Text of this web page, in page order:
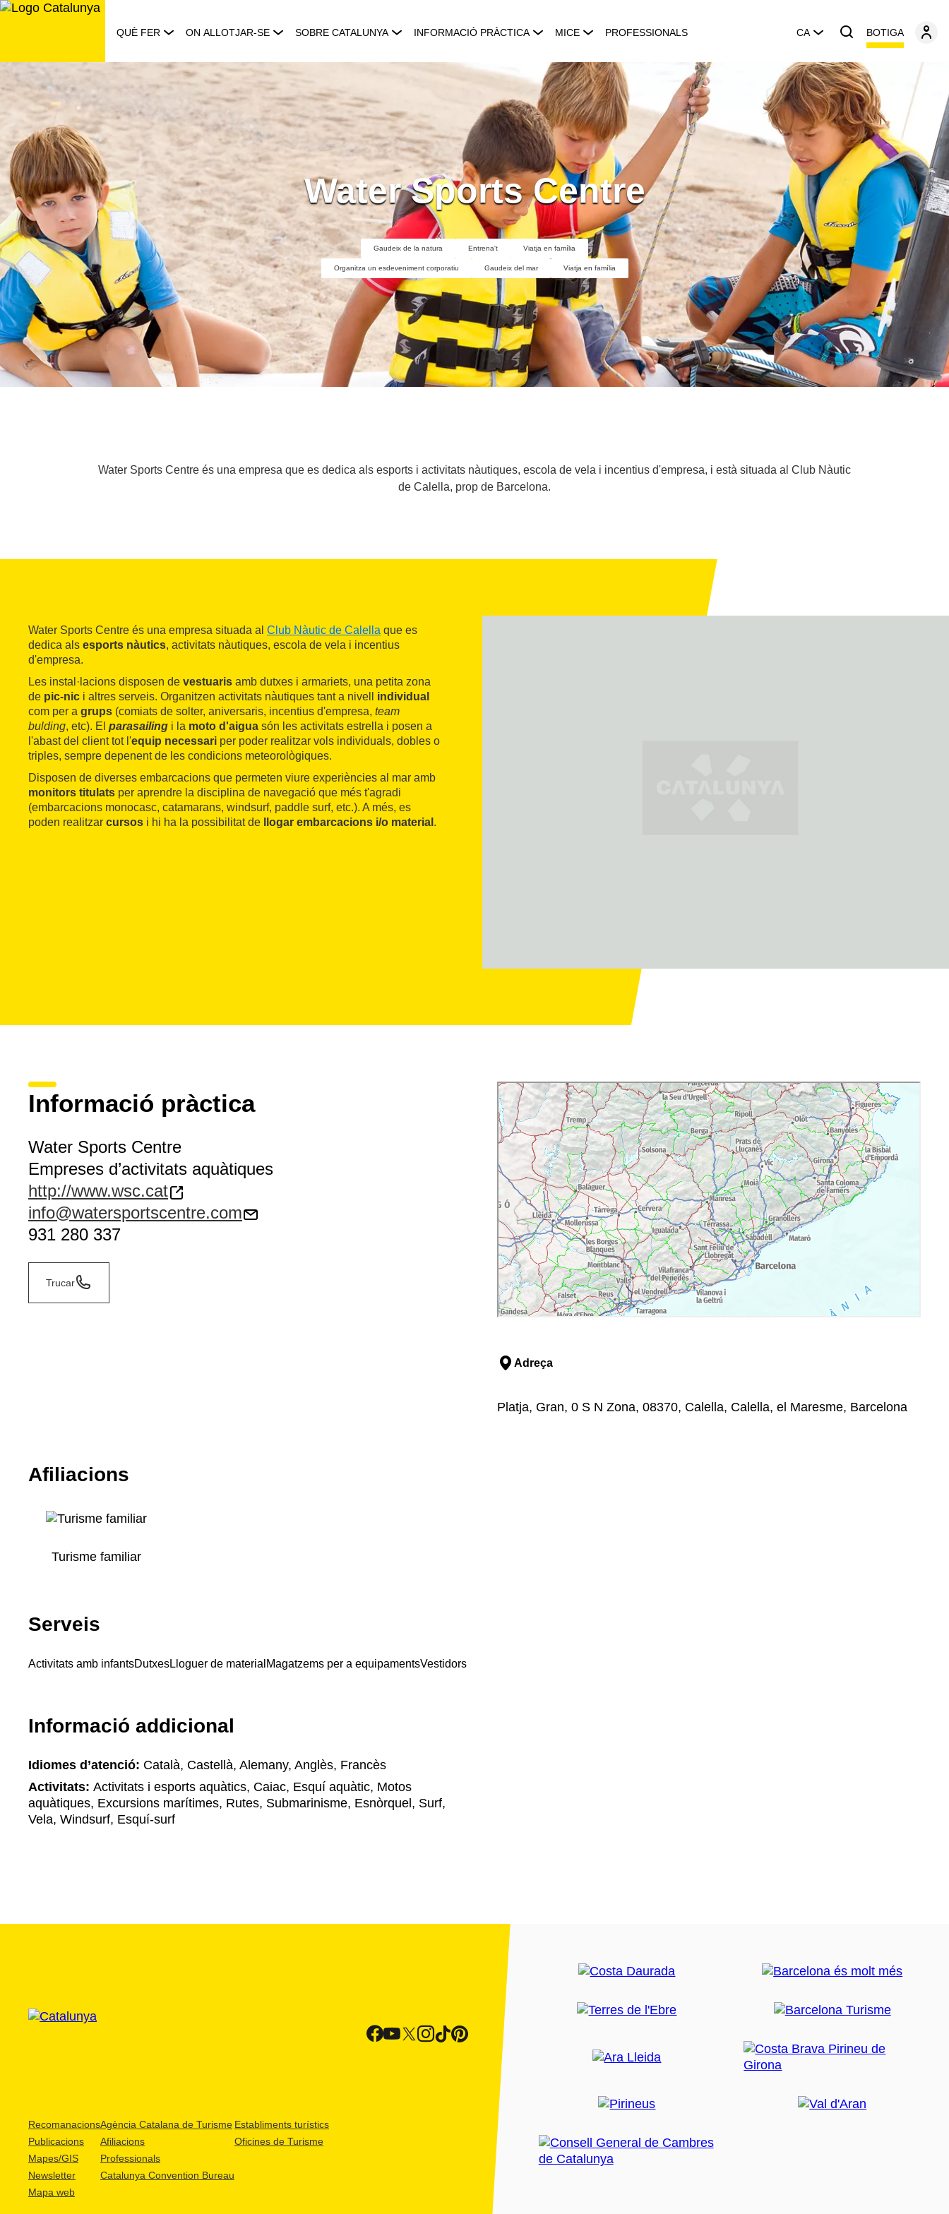
Saltar
QUÈ FER ON ALLOTJAR-SE SOBRE CATALUNYA INFORMACIÓ PRÀCTICA MICE PROFESSIONALS CA BOTIGA
Water Sports Centre
Gaudeix de la natura Entrena't Viatja en família
Organitza un esdeveniment corporatiu Gaudeix del mar Viatja en família
Water Sports Centre és una empresa que es dedica als esports i activitats nàutiques, escola de vela i incentius d'empresa, i està situada al Club Nàutic
de Calella, prop de Barcelona.
Water Sports Centre és una empresa situada al Club Nàutic de Calella que es
dedica als esports nàutics, activitats nàutiques, escola de vela i incentius
d'empresa.
Les instal·lacions disposen de vestuaris amb dutxes i armariets, una petita zona
de pic-nic i altres serveis. Organitzen activitats nàutiques tant a nivell individual
com per a grups (comiats de solter, aniversaris, incentius d'empresa, team
bulding, etc). El parasailing i la moto d'aigua són les activitats estrella i posen a
l'abast del client tot l'equip necessari per poder realitzar vols individuals, dobles o
triples, sempre depenent de les condicions meteorològiques.
Disposen de diverses embarcacions que permeten viure experiències al mar amb
monitors titulats per aprendre la disciplina de navegació que més t'agradi
(embarcacions monocasc, catamarans, windsurf, paddle surf, etc.). A més, es
poden realitzar cursos i hi ha la possibilitat de llogar embarcacions i/o material .
Informació pràctica
Water Sports Centre
Empreses d’activitats aquàtiques
http://www.wsc.cat
info@watersportscentre.com
931 280 337
Trucar
Adreça
Platja, Gran, 0 S N Zona, 08370, Calella, Calella, el Maresme, Barcelona
Afiliacions
Turisme familiar
Serveis
Activitats amb infantsDutxesLloguer de material Magatzems per a equipamentsVestidors
Informació addicional
Idiomes d’atenció: Català, Castellà, Alemany, Anglès, Francès
Activitats: Activitats i esports aquàtics, Caiac, Esquí aquàtic, Motos
aquàtiques, Excursions marítimes, Rutes, Submarinisme, Esnòrquel, Surf,
Vela, Windsurf, Esquí-surf
Recomanacions
Publicacions
Mapes/GIS
Newsletter
Mapa web
Agència Catalana de Turisme
Afiliacions
Professionals
Catalunya Convention Bureau
Establiments turístics
Oficines de Turisme